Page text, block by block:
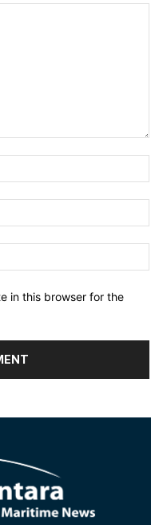
in this browser for the